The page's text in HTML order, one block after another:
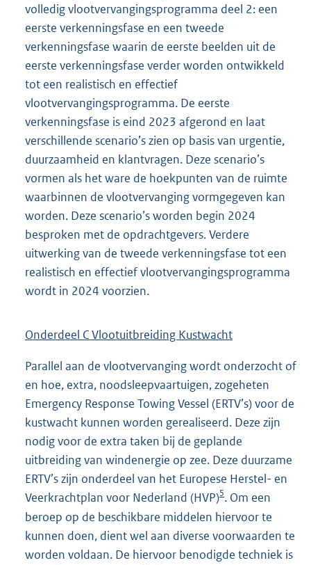
volledig vlootvervangingsprogramma deel 2: een
eerste verkenningsfase en een tweede
verkenningsfase waarin de eerste beelden uit de
eerste verkenningsfase verder worden ontwikkeld
tot een realistisch en effectief
vlootvervangingsprogramma. De eerste
verkenningsfase is eind 2023 afgerond en laat
verschillende scenario’s zien op basis van urgentie,
duurzaamheid en klantvragen. Deze scenario’s
vormen als het ware de hoekpunten van de ruimte
waarbinnen de vlootvervanging vormgegeven kan
worden. Deze scenario’s worden begin 2024
besproken met de opdrachtgevers. Verdere
uitwerking van de tweede verkenningsfase tot een
realistisch en effectief vlootvervangingsprogramma
wordt in 2024 voorzien.
Onderdeel C Vlootuitbreiding Kustwacht
Parallel aan de vlootvervanging wordt onderzocht of
en hoe, extra, noodsleepvaartuigen, zogeheten
Emergency Response Towing Vessel (ERTV’s) voor de
kustwacht kunnen worden gerealiseerd. Deze zijn
nodig voor de extra taken bij de geplande
uitbreiding van windenergie op zee. Deze duurzame
ERTV’s zijn onderdeel van het Europese Herstel- en
Veerkrachtplan voor Nederland (HVP)5. Om een
beroep op de beschikbare middelen hiervoor te
kunnen doen, dient wel aan diverse voorwaarden te
worden voldaan. De hiervoor benodigde techniek is